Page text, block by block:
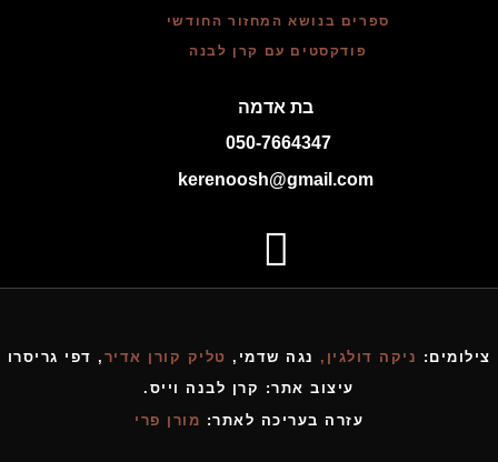
ספרים בנושא המחזור החודשי
פודקסטים עם קרן לבנה
בת אדמה
050-7664347
kerenoosh@gmail.com
צילומים: ניקה דולגין, נגה שדמי, טליק קורן אדיר , דפי גריסרו
עיצוב אתר: קרן לבנה וייס.
עזרה בעריכה לאתר: מורן פרי